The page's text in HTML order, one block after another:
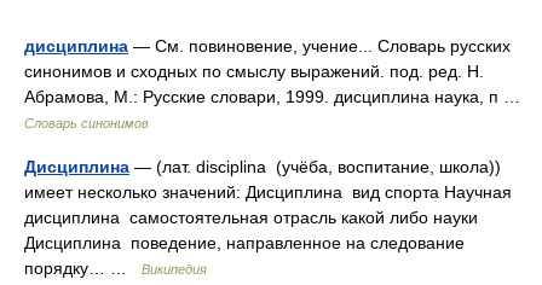
дисциплина — См. повиновение, учение... Словарь русских
синонимов и сходных по смыслу выражений. под. ред. Н.
Абрамова, М.: Русские словари, 1999. дисциплина наука, п …
Словарь синонимов
Дисциплина — (лат. disciplina (учёба, воспитание, школа))
имеет несколько значений: Дисциплина вид спорта Научная
дисциплина самостоятельная отрасль какой либо науки
Дисциплина поведение, направленное на следование
порядку… …
Википедия